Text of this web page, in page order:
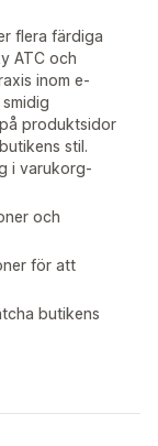
flera färdiga
ATC och
inom e-
produktsidor
stil.
i varukorg-
och
för att
butikens